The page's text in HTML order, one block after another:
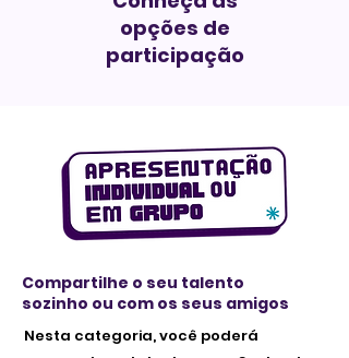
opções de
participação
Compartilhe o seu talento
sozinho ou com os seus amigos
Nesta categoria, você poderá